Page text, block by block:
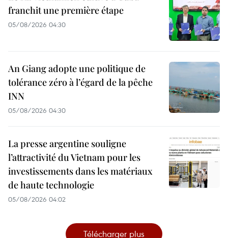
franchit une première étape
05/08/2026 04:30
An Giang adopte une politique de
tolérance zéro à l’égard de la pêche
INN
05/08/2026 04:30
La presse argentine souligne
l’attractivité du Vietnam pour les
investissements dans les matériaux
de haute technologie
05/08/2026 04:02
Télécharger plus